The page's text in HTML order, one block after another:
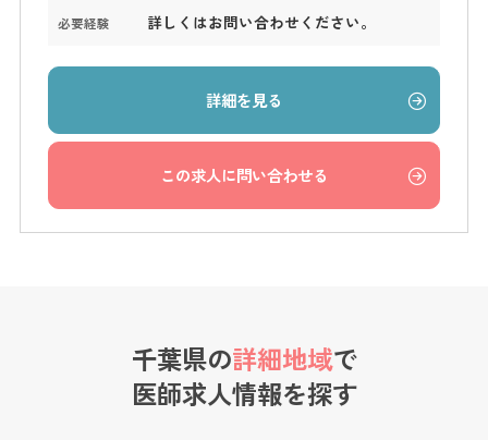
必要経験 詳しくはお問い合わせください。
詳細を見る
この求人に問い合わせる
千葉県の詳細地域で
医師求人情報を探す